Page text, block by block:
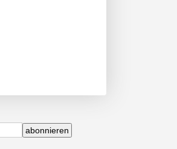
abonnieren